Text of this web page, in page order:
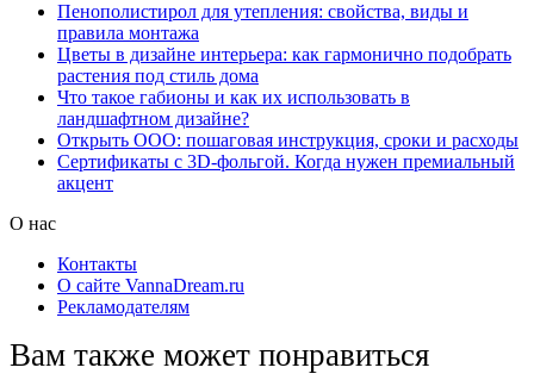
Пенополистирол для утепления: свойства, виды и
правила монтажа
Цветы в дизайне интерьера: как гармонично подобрать
растения под стиль дома
Что такое габионы и как их использовать в
ландшафтном дизайне?
Открыть ООО: пошаговая инструкция, сроки и расходы
Сертификаты с 3D-фольгой. Когда нужен премиальный
акцент
О нас
Контакты
О сайте VannaDream.ru
Рекламодателям
Вам также может понравиться